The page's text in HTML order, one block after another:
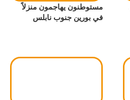
مستوطنون يهاجمون منزلاً
في بورين جنوب نابلس